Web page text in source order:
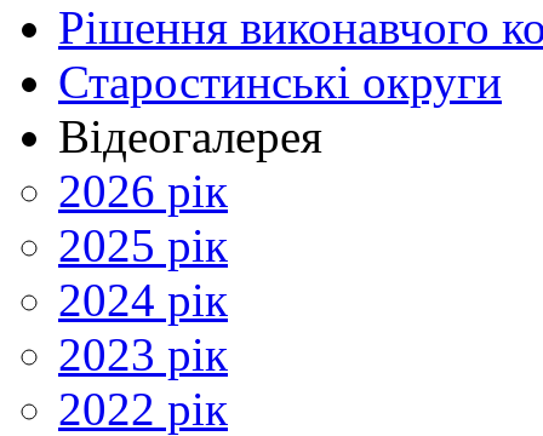
Рішення виконавчого
Старостинські округи
Відеогалерея
2026 рік
2025 рік
2024 рік
2023 рік
2022 рік